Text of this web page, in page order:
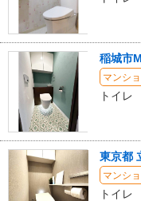
稲城市
マンシ
トイレ
東京都
マンシ
トイレ